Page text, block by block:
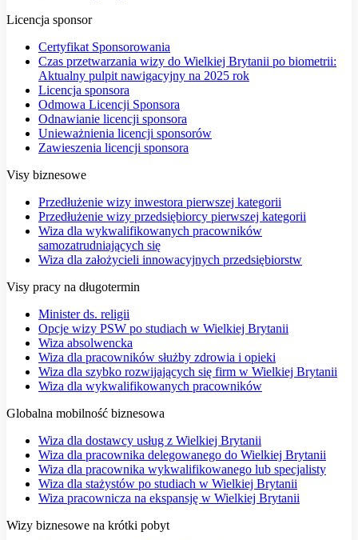
Licencja sponsor
Certyfikat Sponsorowania
Czas przetwarzania wizy do Wielkiej Brytanii po biometrii:
Aktualny pulpit nawigacyjny na 2025 rok
Licencja sponsora
Odmowa Licencji Sponsora
Odnawianie licencji sponsora
Unieważnienia licencji sponsorów
Zawieszenia licencji sponsora
Visy biznesowe
Przedłużenie wizy inwestora pierwszej kategorii
Przedłużenie wizy przedsiębiorcy pierwszej kategorii
Wiza dla wykwalifikowanych pracowników
samozatrudniających się
Wiza dla założycieli innowacyjnych przedsiębiorstw
Visy pracy na długotermin
Minister ds. religii
Opcje wizy PSW po studiach w Wielkiej Brytanii
Wiza absolwencka
Wiza dla pracowników służby zdrowia i opieki
Wiza dla szybko rozwijających się firm w Wielkiej Brytanii
Wiza dla wykwalifikowanych pracowników
Globalna mobilność biznesowa
Wiza dla dostawcy usług z Wielkiej Brytanii
Wiza dla pracownika delegowanego do Wielkiej Brytanii
Wiza dla pracownika wykwalifikowanego lub specjalisty
Wiza dla stażystów po studiach w Wielkiej Brytanii
Wiza pracownicza na ekspansję w Wielkiej Brytanii
Wizy biznesowe na krótki pobyt